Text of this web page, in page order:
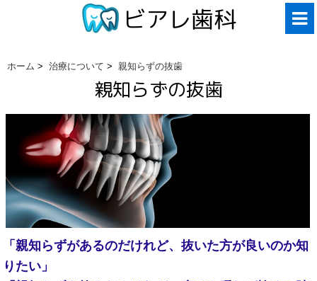
ビアレ歯科
ホーム > 治療について > 親知らずの抜歯
親知らずの抜歯
「親知らずがあるのだけれど、抜いた方が良いのか知
りたい」